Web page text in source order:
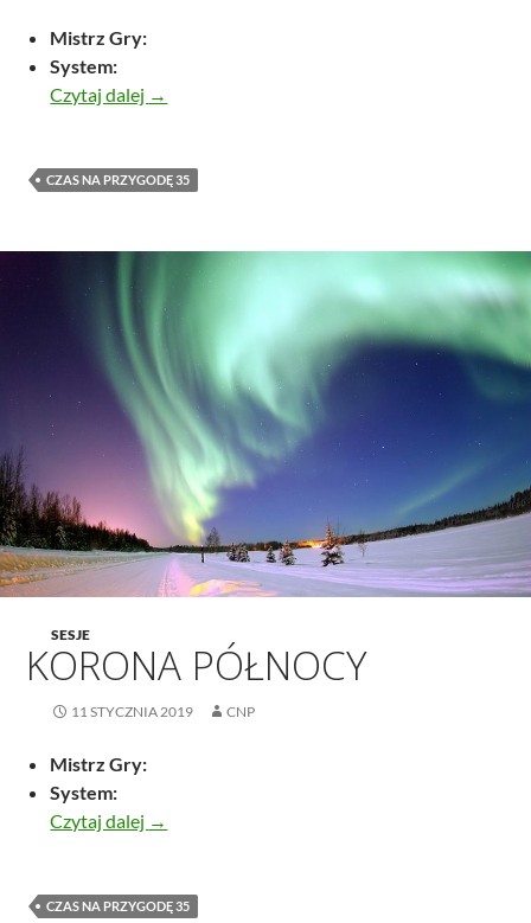
Mistrz Gry:
System:
Czytaj dalej (prawie) Najwięksi Herosi Ziemi Vs
→
CZAS NA PRZYGODĘ 35
SESJE
KORONA PÓŁNOCY
11 STYCZNIA 2019 CNP
Mistrz Gry:
System:
Czytaj dalej
Korona północy
→
CZAS NA PRZYGODĘ 35